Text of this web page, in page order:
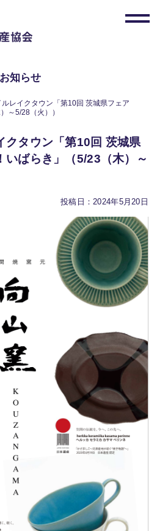
お知らせ
ルレイクタウン「第10回 茨城県フェア
～5/28（火））
クタウン「第10回 茨城県
ばらき」（5/23（木）～
投稿日：2024年5月20日